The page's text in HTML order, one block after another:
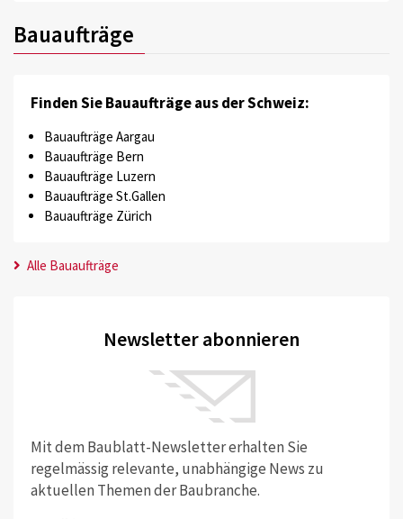
Bauaufträge
Finden Sie Bauaufträge aus der Schweiz:
Bauaufträge Aargau
Bauaufträge Bern
Bauaufträge Luzern
Bauaufträge St.Gallen
Bauaufträge Zürich
Alle Bauaufträge
Newsletter abonnieren
Mit dem Baublatt-Newsletter erhalten Sie
regelmässig relevante, unabhängige News zu
aktuellen Themen der Baubranche.